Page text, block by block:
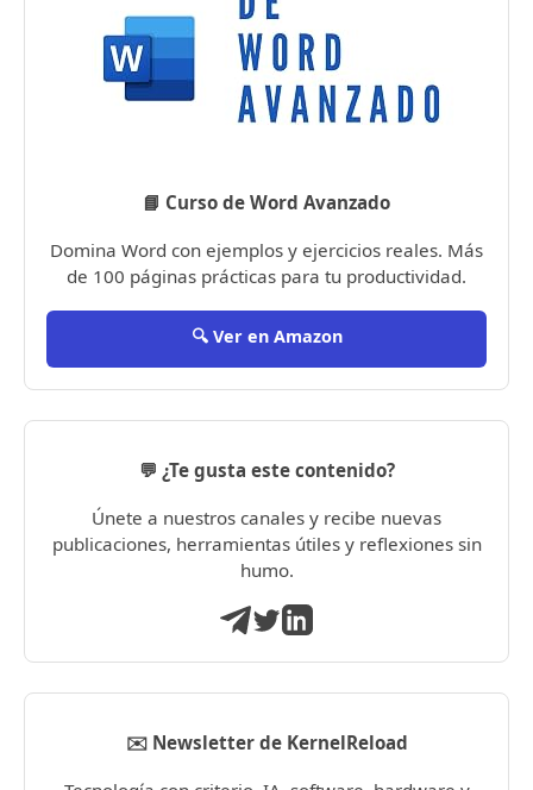
📘 Curso de Word Avanzado
Domina Word con ejemplos y ejercicios reales. Más
de 100 páginas prácticas para tu productividad.
🔍 Ver en Amazon
💬 ¿Te gusta este contenido?
Únete a nuestros canales y recibe nuevas
publicaciones, herramientas útiles y reflexiones sin
humo.
✉️ Newsletter de KernelReload